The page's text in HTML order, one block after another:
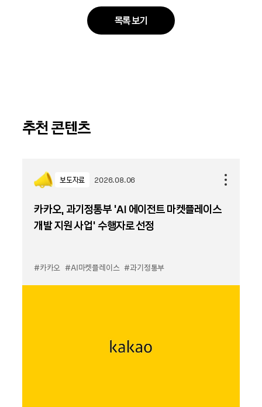
목록 보기
추천 콘텐츠
보도자료 2026.08.06
카카오, 과기정통부 ‘AI 에이전트 마켓플레이스
개발 지원 사업’ 수행자로 선정
#카카오 #AI마켓플레이스 #과기정통부